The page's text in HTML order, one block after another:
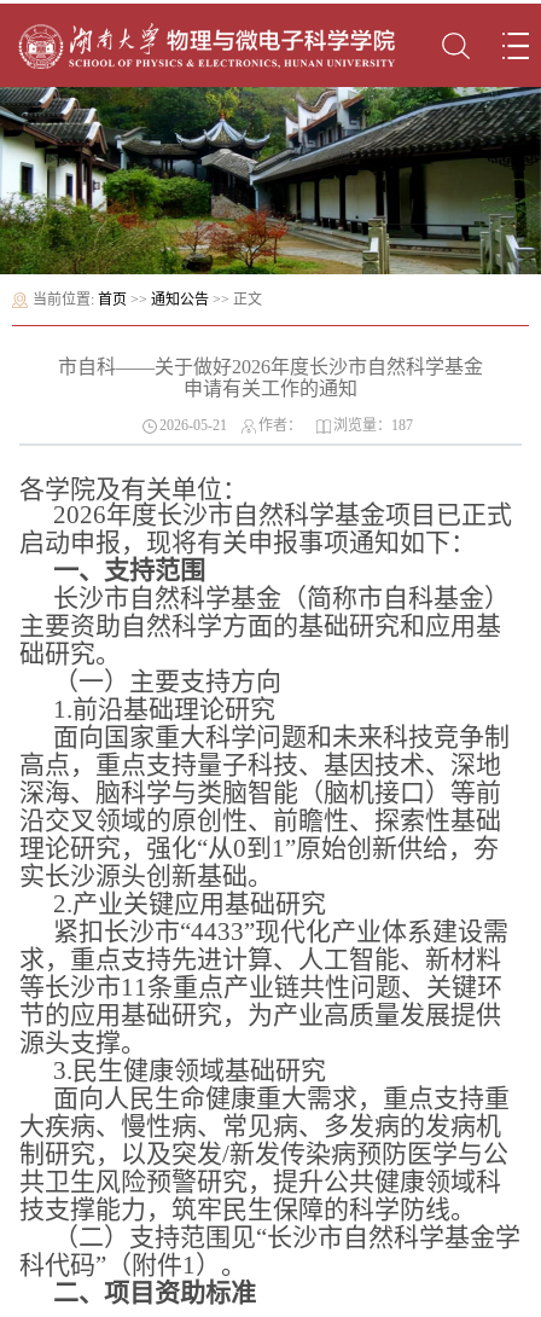
当前位置: 首页 >> 通知公告 >> 正文
市自科——关于做好2026年度长沙市自然科学基金
申请有关工作的通知
2026-05-21 作者： 浏览量： 187
各学院及有关单位：
2026年度长沙市自然科学基金项目已正式
启动申报，现将有关申报事项通知如下：
一、 支持范围
长沙市自然科学基金（简称市自科基金）
主要资助自然科学方面的基础研究和应用基
础研究。
（一）主要支持方向
1.前沿基础理论研究
面向国家重大科学问题和未来科技竞争制
高点，重点支持量子科技、基因技术、深地
深海、脑科学与类脑智能（脑机接口）等前
沿交叉领域的原创性、前瞻性、探索性基础
理论研究，强化“从0到1”原始创新供给，夯
实长沙源头创新基础。
2.产业关键应用基础研究
紧扣长沙市“4433”现代化产业体系建设需
求，重点支持先进计算、人工智能、新材料
等长沙市11条重点产业链共性问题、关键环
节的应用基础研究，为产业高质量发展提供
源头支撑。
3.民生健康领域基础研究
面向人民生命健康重大需求，重点支持重
大疾病、慢性病、常见病、多发病的发病机
制研究，以及突发/新发传染病预防医学与公
共卫生风险预警研究，提升公共健康领域科
技支撑能力，筑牢民生保障的科学防线。
（二）支持范围见“长沙市自然科学基金学
科代码”（附件1）。
二、项目资助标准